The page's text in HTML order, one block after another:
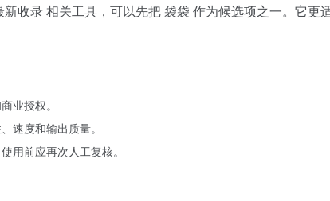
收录 相关工具，可以先把 袋袋 作为候选项之一。它
业授权。
速度和输出质量。
用前应再次人工复核。